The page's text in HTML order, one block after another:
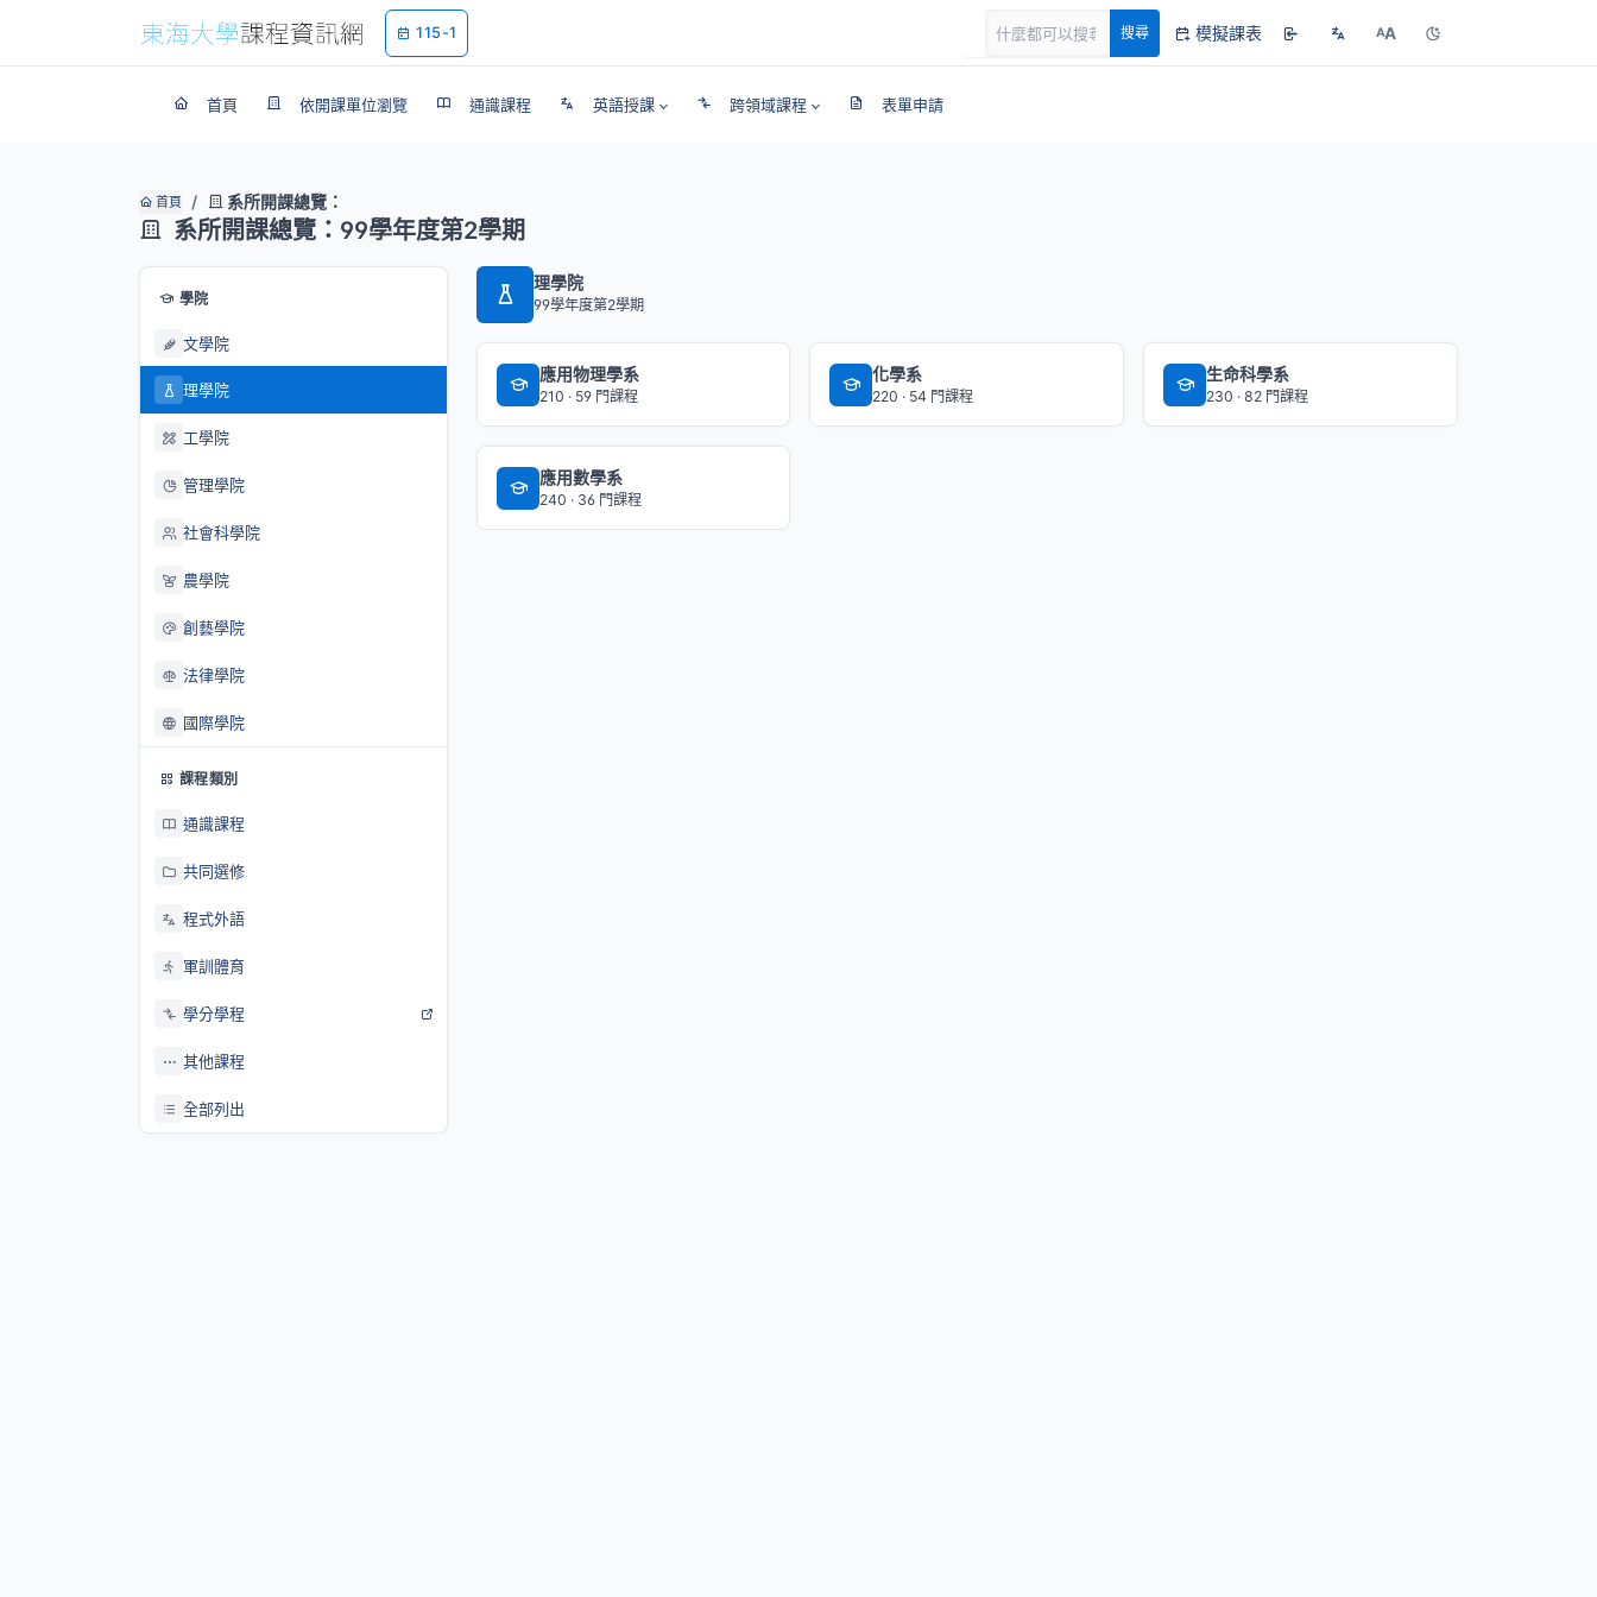
115-1 搜尋 模擬課表 AA
首頁 依開課單位瀏覽 通識課程 英語授課 跨領域課程 表單申請
首頁 系所開課總覽：
系所開課總覽：99學年度第2學期
學院
文學院
理學院
工學院
管理學院
社會科學院
農學院
創藝學院
法律學院
國際學院
課程類別
通識課程
共同選修
程式外語
軍訓體育
學分學程
其他課程
全部列出
理學院
99學年度第2學期
應用物理學系
210 · 59 門課程
化學系
220 · 54 門課程
生命科學系
230 · 82 門課程
應用數學系
240 · 36 門課程